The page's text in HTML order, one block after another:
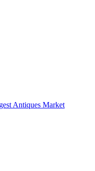
Antiques Market